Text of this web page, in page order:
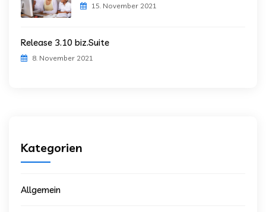
15. November 2021
Release 3.10 biz.Suite
8. November 2021
Kategorien
Allgemein